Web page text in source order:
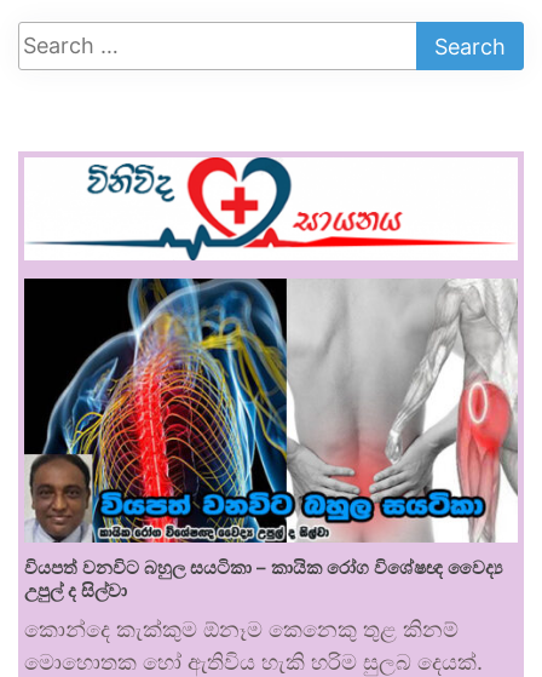
වියපත් වනවිට බහුල සයටිකා – කායික රෝග විශේෂඥ වෛද්‍ය
උපුල් ද සිල්වා
කොන්දෙ කැක්කුම ඕනෑම කෙනෙකු තුළ කිනම්
මොහොතක හෝ ඇතිවිය හැකි හරිම සුලබ දෙයක්.